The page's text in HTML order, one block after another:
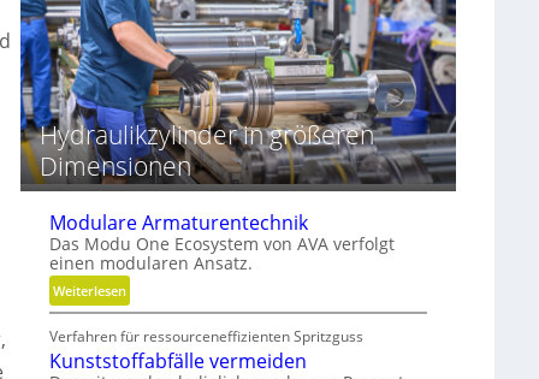
z
e
s
s
e
r
e
i
b
e
r
Hydraulikzylinder in größeren
Dimensionen
Modulare Armaturentechnik
Das Modu One Ecosystem von AVA verfolgt
einen modularen Ansatz.
Weiterlesen:
M
o
d
Verfahren für ressourceneffizienten Spritzguss
Kunststoffabfälle vermeiden